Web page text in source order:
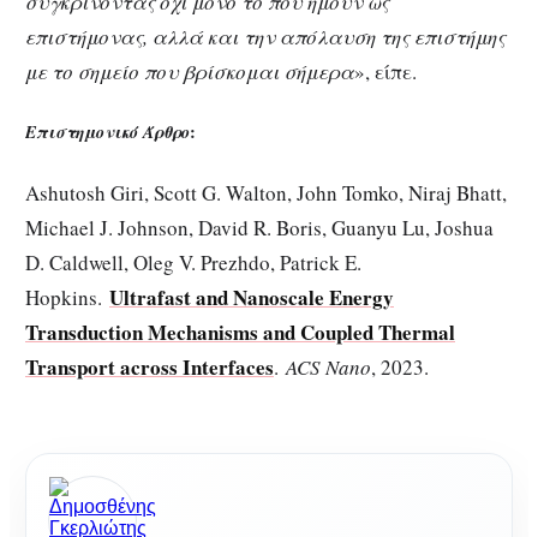
επιστήμονας, αλλά και την απόλαυση της επιστήμης
με το σημείο που βρίσκομαι σήμερα», είπε.
Επιστημονικό Άρθρο:
Ashutosh Giri, Scott G. Walton, John Tomko, Niraj Bhatt,
Michael J. Johnson, David R. Boris, Guanyu Lu, Joshua
D. Caldwell, Oleg V. Prezhdo, Patrick E.
Hopkins. Ultrafast and Nanoscale Energy
Transduction Mechanisms and Coupled Thermal
Transport across Interfaces. ACS Nano, 2023.